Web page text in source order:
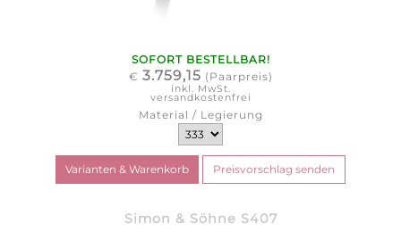
SOFORT BESTELLBAR!
€ 3.759,15 (Paarpreis)
inkl. MwSt.
versandkostenfrei
Material / Legierung
Simon & Söhne S407